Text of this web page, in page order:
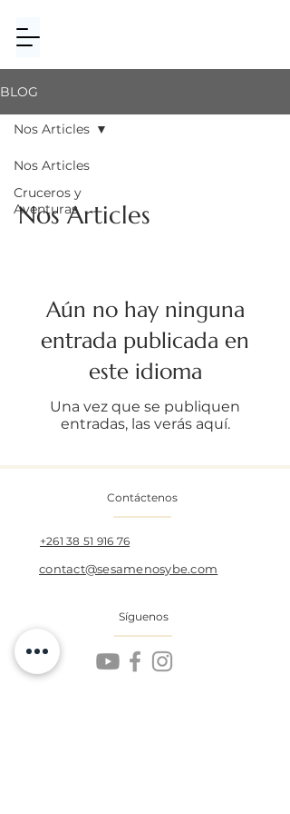
BLOG
Nos Articles
Cruceros y
Aventuras
Nos Articles
Nos Articles
Aún no hay ninguna
entrada publicada en
este idioma
Una vez que se publiquen
entradas, las verás aquí.
Contáctenos
+261 38 51 916 76
contact@sesamenosybe.com
Síguenos